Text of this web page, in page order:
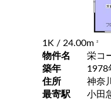
1K / 24.00m 2
物件名
栄コ
築年
1978
住所
神奈
最寄駅
小田